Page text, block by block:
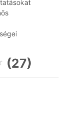
(27)